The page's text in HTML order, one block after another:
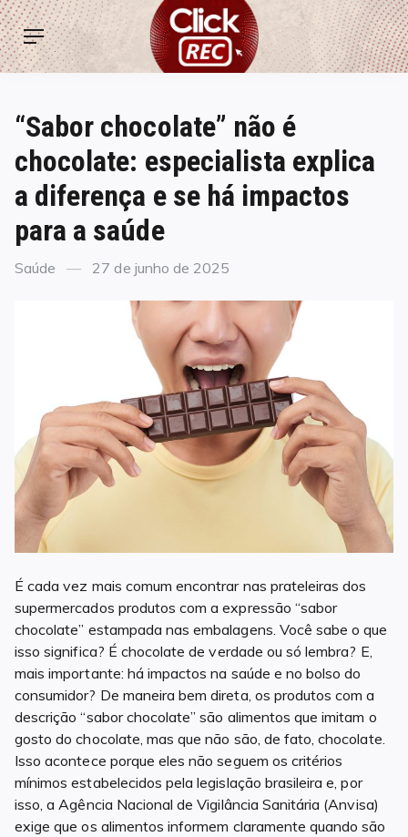
Skip
to
content
ClickREC
Menu
“Sabor chocolate” não é
chocolate: especialista explica
a diferença e se há impactos
para a saúde
Categories
Saúde
Posted
27 de junho de 2025
É cada vez mais comum encontrar nas prateleiras dos
supermercados produtos com a expressão “sabor
chocolate” estampada nas embalagens. Você sabe o que
isso significa? É chocolate de verdade ou só lembra? E,
mais importante: há impactos na saúde e no bolso do
consumidor? De maneira bem direta, os produtos com a
descrição “sabor chocolate” são alimentos que imitam o
gosto do chocolate, mas que não são, de fato, chocolate.
Isso acontece porque eles não seguem os critérios
mínimos estabelecidos pela legislação brasileira e, por
isso, a Agência Nacional de Vigilância Sanitária (Anvisa)
exige que os alimentos informem claramente quando são